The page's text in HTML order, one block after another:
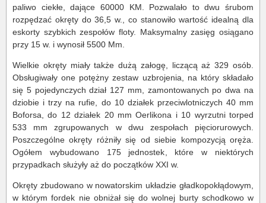
paliwo ciekłe, dające 60000 KM. Pozwalało to dwu śrubom
rozpędzać okręty do 36,5 w., co stanowiło wartość idealną dla
eskorty szybkich zespołów floty. Maksymalny zasięg osiągano
przy 15 w. i wynosił 5500 Mm.
Wielkie okręty miały także dużą załogę, liczącą aż 329 osób.
Obsługiwały one potężny zestaw uzbrojenia, na który składało
się 5 pojedynczych dział 127 mm, zamontowanych po dwa na
dziobie i trzy na rufie, do 10 działek przeciwlotniczych 40 mm
Boforsa, do 12 działek 20 mm Oerlikona i 10 wyrzutni torped
533 mm zgrupowanych w dwu zespołach pięciorurowych.
Poszczególne okręty różniły się od siebie kompozycją oręża.
Ogółem wybudowano 175 jednostek, które w niektórych
przypadkach służyły aż do początków XXI w.
Okręty zbudowano w nowatorskim układzie gładkopokłądowym,
w którym fordek nie obniżał się do wolnej burty schodkowo w